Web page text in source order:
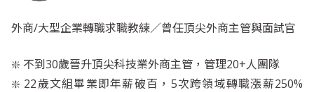
外商/大型企業轉職求職教練／曾任頂尖外商主管與面試官
❇️ 不到30歲晉升頂尖科技業外商主管，管理20+人團隊
❇️ 22歲文組畢業即年薪破百，5次跨領域轉職漲薪250%